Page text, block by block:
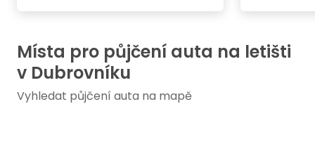
Místa pro půjčení auta na letišti
v Dubrovníku
Vyhledat půjčení auta na mapě